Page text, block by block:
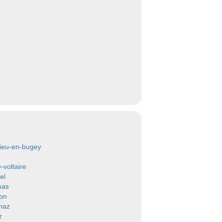
en-bugey
voltaire